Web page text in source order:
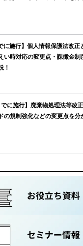
に施行】個人情報保護法改正
い時対応の変更点・課徴金制
！
でに施行】廃棄物処理法等改
の規制強化などの変更点を分